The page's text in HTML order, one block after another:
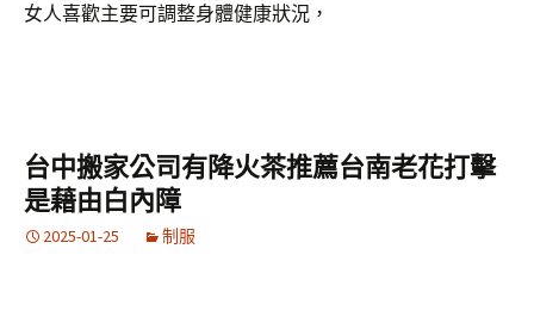
女人喜歡主要可調整身體健康狀況，
台中搬家公司有降火茶推薦台南老花打擊
是藉由白內障
2025-01-25 制服